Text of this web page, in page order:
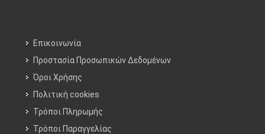
Επικοινωνία
Προστασία Προσωπικών Δεδομένων
Όροι Χρήσης
Πολιτική cookies
Τρόποι Πληρωμής
Τρόποι Παραγγελίας